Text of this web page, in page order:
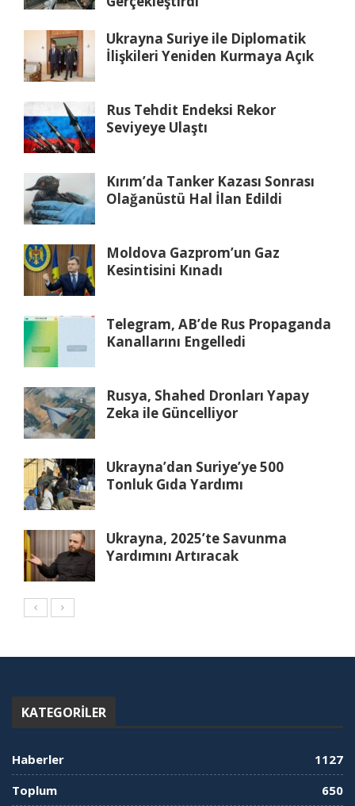
Ukrayna Suriye ile Diplomatik
İlişkileri Yeniden Kurmaya Açık
Rus Tehdit Endeksi Rekor
Seviyeye Ulaştı
Kırım’da Tanker Kazası Sonrası
Olağanüstü Hal İlan Edildi
Moldova Gazprom’un Gaz
Kesintisini Kınadı
Telegram, AB’de Rus Propaganda
Kanallarını Engelledi
Rusya, Shahed Dronları Yapay
Zeka ile Güncelliyor
Ukrayna’dan Suriye’ye 500
Tonluk Gıda Yardımı
Ukrayna, 2025’te Savunma
Yardımını Artıracak
KATEGORILER
Haberler
1127
Toplum
650